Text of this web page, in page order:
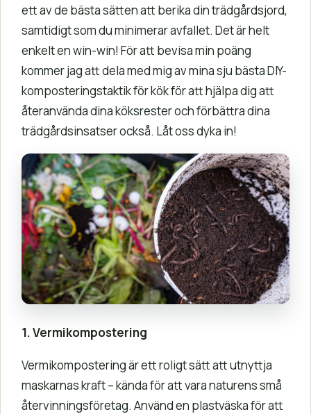
ett av de bästa sätten att berika din trädgårdsjord,
samtidigt som du minimerar avfallet. Det är helt
enkelt en win-win! För att bevisa min poäng
kommer jag att dela med mig av mina sju bästa DIY-
komposteringstaktik för kök för att hjälpa dig att
återanvända dina köksrester och förbättra dina
trädgårdsinsatser också. Låt oss dyka in!
1. Vermikompostering
Vermikompostering är ett roligt sätt att utnyttja
maskarnas kraft – kända för att vara naturens små
återvinningsföretag. Använd en plastväska för att